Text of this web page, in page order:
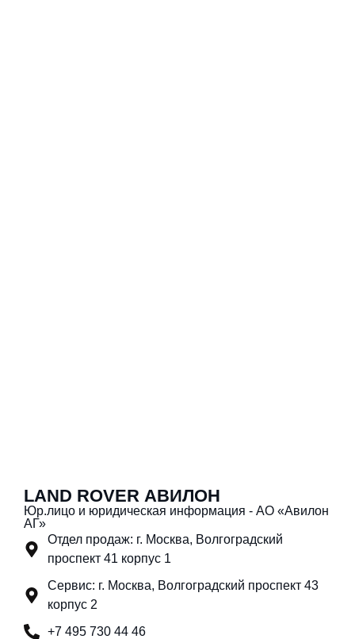
LAND ROVER АВИЛОН
Юр.лицо и юридическая информация - АО «Авилон
АГ»
Отдел продаж: г. Москва, Волгоградский
проспект 41 корпус 1
Сервис: г. Москва, Волгоградский проспект 43
корпус 2
+7 495 730 44 46